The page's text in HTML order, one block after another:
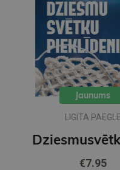
Jaunums
LIGITA PAEGLE
€7.95